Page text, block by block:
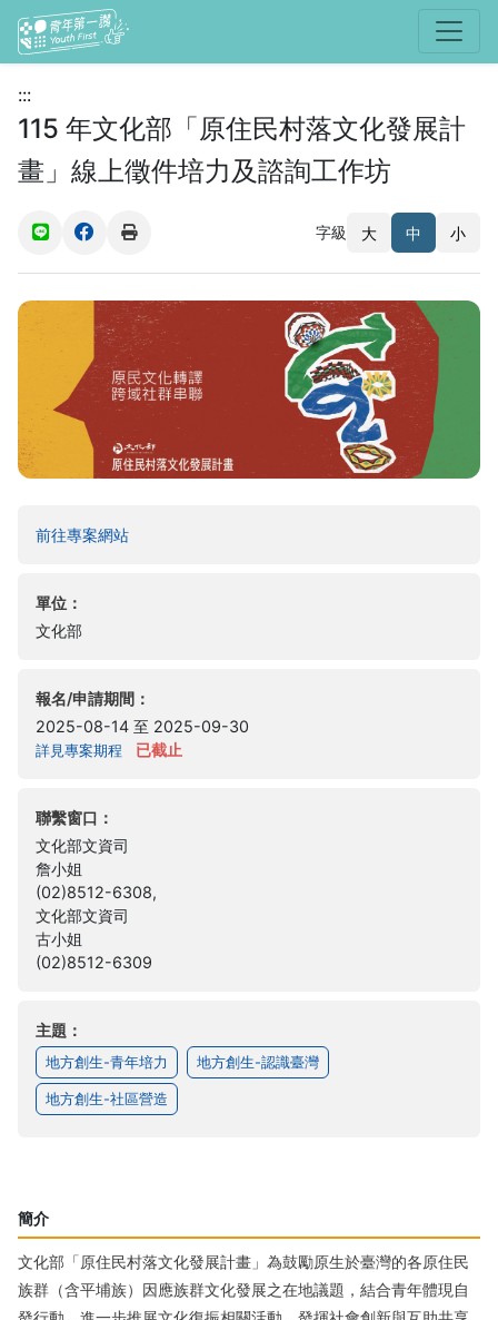
選單
:::
115 年文化部「原住民村落文化發展計
畫」線上徵件培力及諮詢工作坊
(另開新視窗)
(另開新視窗)
字級 大 中 小
前往專案網站(另開新視窗)
單位：
文化部
報名/申請期間：
2025-08-14 至 2025-09-30
詳見專案期程 已截止
聯繫窗口：
文化部文資司
詹小姐
(02)8512-6308,
文化部文資司
古小姐
(02)8512-6309
主題：
地方創生-青年培力 地方創生-認識臺灣
地方創生-社區營造
簡介
文化部「原住民村落文化發展計畫」為鼓勵原生於臺灣的各原住民
族群（含平埔族）因應族群文化發展之在地議題，結合青年體現自